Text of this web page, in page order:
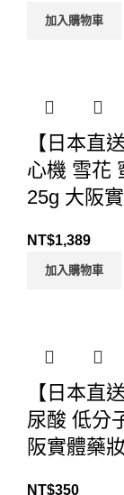
加入購物車
【日本直
心機 雪花
25g 大阪
NT$1,389
加入購物車
【日本直
尿酸 低分
阪實體藥
NT$350